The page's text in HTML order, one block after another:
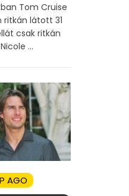
Tom Cruise
ritkán látott 31
csak ritkán
...
AGO